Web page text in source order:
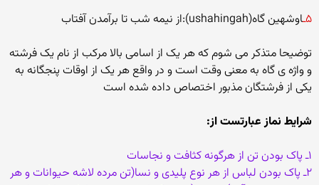
۵ـاوشهین گاه(ushahingah):از نیمه شب تا برآمدن آفتاب
توضیحا متذکر می شوم که هر یک از اسامی بالا مرکب از نام یک فرشته
و واژه ی گاه به معنی وقت است و در واقع هر یک از اوقات پنجگانه به
یکی از فرشتگان مذبور اختصاص داده شده است
شرایط نماز عبارتست از:
۱ـ پاک بودن تن از هرگونه کثافت و نجاسات
۲ـ پاک بودن لباس از هر نوع پلیدی و نسا(تن مرده لاشه حیوانات و هر